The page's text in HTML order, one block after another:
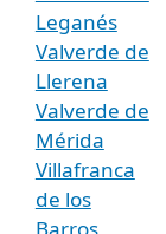
Leganés
Valverde de
Llerena
Valverde de
Mérida
Villafranca
de los
Barros